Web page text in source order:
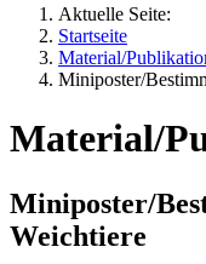
Aktuelle Seite:
Startseite
Material/
Miniposter/
Material/
Miniposter/
Weichtiere